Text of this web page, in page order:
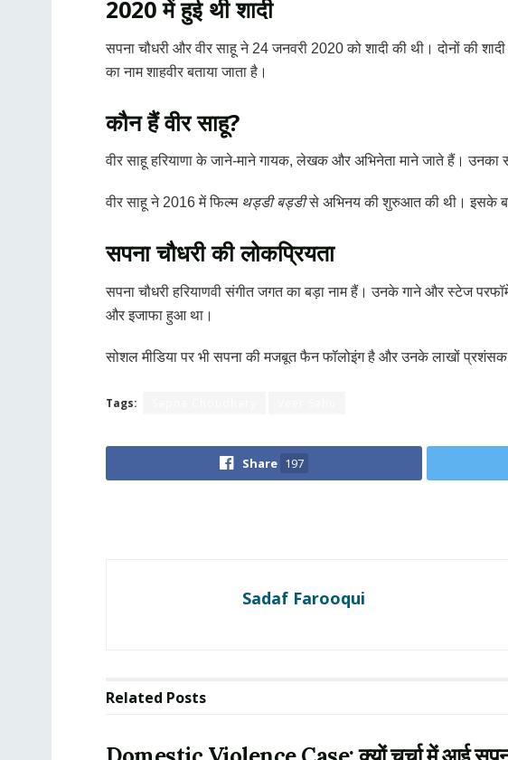
2020 में हुई थी शादी
सपना चौधरी और वीर साहू ने 24 जनवरी 2020 को शादी की थी। दोनों की
का नाम शाहवीर बताया जाता है।
कौन हैं वीर साहू?
वीर साहू हरियाणा के जाने-माने गायक, लेखक और अभिनेता माने जाते हैं। उनका
वीर साहू ने 2016 में फिल्म थड्डी बड्डीसे अभिनय की शुरुआत की थी। इसके
सपना चौधरी की लोकप्रियता
सपना चौधरी हरियाणवी संगीत जगत का बड़ा नाम हैं। उनके गाने और स्टेज
और इजाफा हुआ था।
सोशल मीडिया पर भी सपना की मजबूत फैन फॉलोइंग है और उनके लाखों
Tags:
Share 197
Sadaf Farooqui
Related Posts